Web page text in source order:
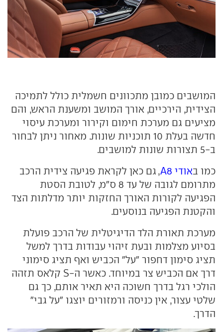
המושבים כמובן מתכוונים חשמלית כולל לתמיכה
הצידית, הירכיים, אורך המושב ומשענת הראש, והם
מציעים גם מערכת חימום וקירור ומערכת עיסוי
חדשה בעלת 10 תוכניות שונות. מאחור ניתן לבחור
ב-5 תצורות שונות למושבים.
כמו באודי A8
, גם כאן לקראת פגיעה צידית הרכב
מתרומם לגובה של עד 8 ס"מ, לטובת הסטת
הפגיעה לקורות האורך החזקות יותר מדלתות הצד
והקטנת הפגיעה בנוסעים.
מערכת תאורת הלד הדיגיטלית של הרכב פועלת
בסיוע מצלמות ובעת זיהוי עבודות בדרך למשל
תציג סימון דחפור "על" הכביש ואף תציג סימוני
דרך אם הכביש צר במיוחד. כאשר ה-S קלאס תזהה
הולכי רגל בדרך חשוכה היא תאיר אותם, כך גם
שלטי עצור, אין כניסה ורמזורים יוצגו "על גבי"
הדרך.